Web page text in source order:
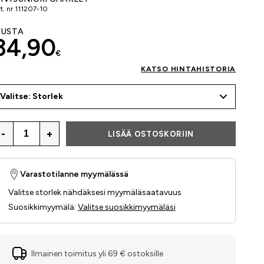
nr 111207-10
€
KATSO HINTAHISTORIA
Valitse: Storlek
- + LISÄÄ OSTOSKORIIN
Varastotilanne myymälässä
Valitse storlek nähdäksesi myymäläsaatavuus
Suosikkimyymälä: Valitse suosikkimyymäläsi
Ilmainen toimitus yli 69 € ostoksille